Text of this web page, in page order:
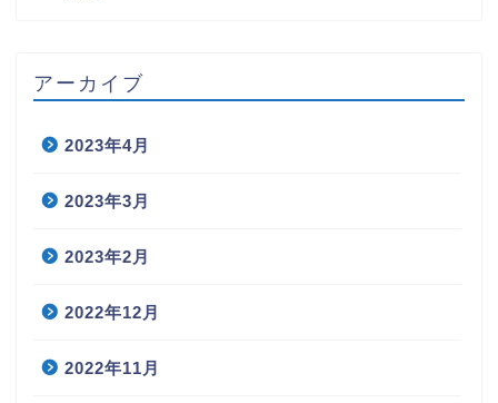
アーカイブ
2023年4月
2023年3月
2023年2月
2022年12月
2022年11月